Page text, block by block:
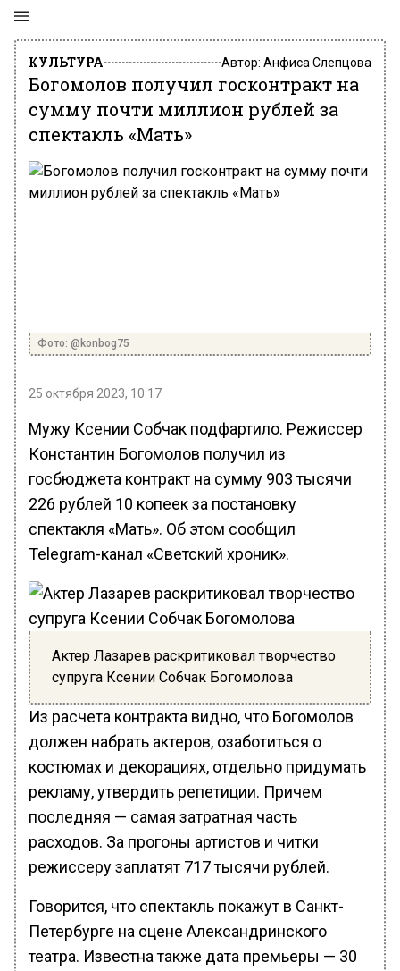
КУЛЬТУРА Автор: Анфиса Слепцова
Богомолов получил госконтракт на
сумму почти миллион рублей за
спектакль «Мать»
Фото: @konbog75
25 октября 2023, 10:17
Мужу Ксении Собчак подфартило. Режиссер
Константин Богомолов получил из
госбюджета контракт на сумму 903 тысячи
226 рублей 10 копеек за постановку
спектакля «Мать». Об этом сообщил
Telegram-канал «Светский хроник».
Актер Лазарев раскритиковал творчество
супруга Ксении Собчак Богомолова
Из расчета контракта видно, что Богомолов
должен набрать актеров, озаботиться о
костюмах и декорациях, отдельно придумать
рекламу, утвердить репетиции. Причем
последняя — самая затратная часть
расходов. За прогоны артистов и читки
режиссеру заплатят 717 тысячи рублей.
Говорится, что спектакль покажут в Санкт-
Петербурге на сцене Александринского
театра. Известна также дата премьеры — 30